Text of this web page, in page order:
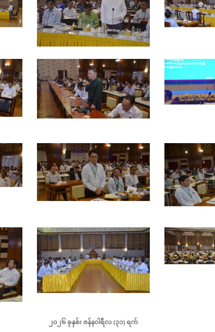
၂၀၂၆ ခုနှစ်၊ ဇန်နဝါရီလ (၃၁) ရက်